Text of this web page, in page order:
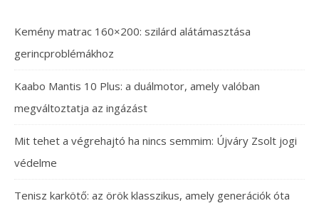
Kemény matrac 160×200: szilárd alátámasztása
gerincproblémákhoz
Kaabo Mantis 10 Plus: a duálmotor, amely valóban
megváltoztatja az ingázást
Mit tehet a végrehajtó ha nincs semmim: Újváry Zsolt jogi
védelme
Tenisz karkötő: az örök klasszikus, amely generációk óta